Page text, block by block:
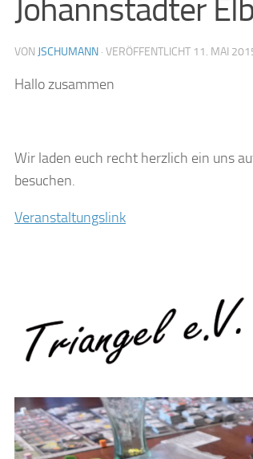
Johannstädter
VON JSCHUMANN · VERÖFFENTLICHT 11. MAI
Hallo zusammen
Wir laden euch recht herzlich ein uns
besuchen.
Veranstaltungslink